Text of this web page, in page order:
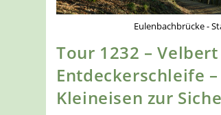
Eulenbachbrücke -
Tour 1232 – Velbert
Entdeckerschleife –
Kleineisen zur